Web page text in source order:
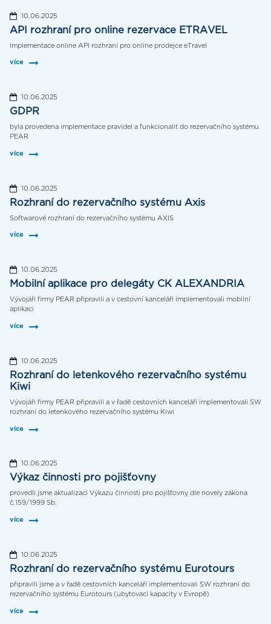
10.06.2025
API rozhraní pro online rezervace ETRAVEL
Implementace online API rozhraní pro online prodejce eTravel
více
10.06.2025
GDPR
byla provedena implementace pravidel a funkcionalit do rezervačního systému
PEAR
více
10.06.2025
Rozhraní do rezervačního systému Axis
Softwarové rozhraní do rezervačního systému AXIS
více
10.06.2025
Mobilní aplikace pro delegáty CK ALEXANDRIA
Vývojáři firmy PEAR připravili a v cestovní kanceláři implementovali mobilní
aplikaci
více
10.06.2025
Rozhraní do letenkového rezervačního systému
Kiwi
Vývojáři firmy PEAR připravili a v řadě cestovních kanceláří implementovali SW
rozhraní do letenkového rezervačního systému Kiwi
více
10.06.2025
Výkaz činnosti pro pojišťovny
provedli jsme aktualizaci Výkazu činnosti pro pojišťovny dle novely zákona
č.159/1999 Sb.
více
10.06.2025
Rozhraní do rezervačního systému Eurotours
připravili jsme a v řadě cestovních kanceláří implementovali SW rozhraní do
rezervačního systému Eurotours (ubytovací kapacity v Evropě)
více